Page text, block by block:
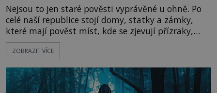
Nejsou to jen staré pověsti vyprávěné u ohně. Po
celé naší republice stojí domy, statky a zámky,
které mají pověst míst, kde se zjevují přízraky,
ozývají nevysvětlitelné zvuky nebo se dějí podivné
jevy. Zatímco historici většinou hledají racionální
lokality vykazují nápadně podobná svědectví po
celé generace. A právě tato opakující se svědectví
ZOBRAZIT VÍCE